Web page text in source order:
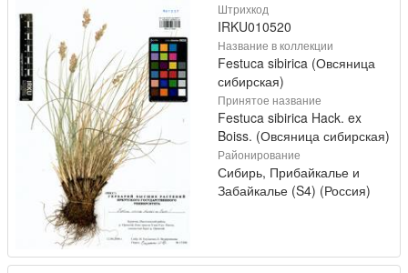
Штрихкод
IRKU010520
Название в коллекции
Festuca sibirica (Овсяница
сибирская)
Принятое название
Festuca sibirica Hack. ex
Boiss. (Овсяница сибирская)
Районирование
Сибирь, Прибайкалье и
Забайкалье (S4) (Россия)